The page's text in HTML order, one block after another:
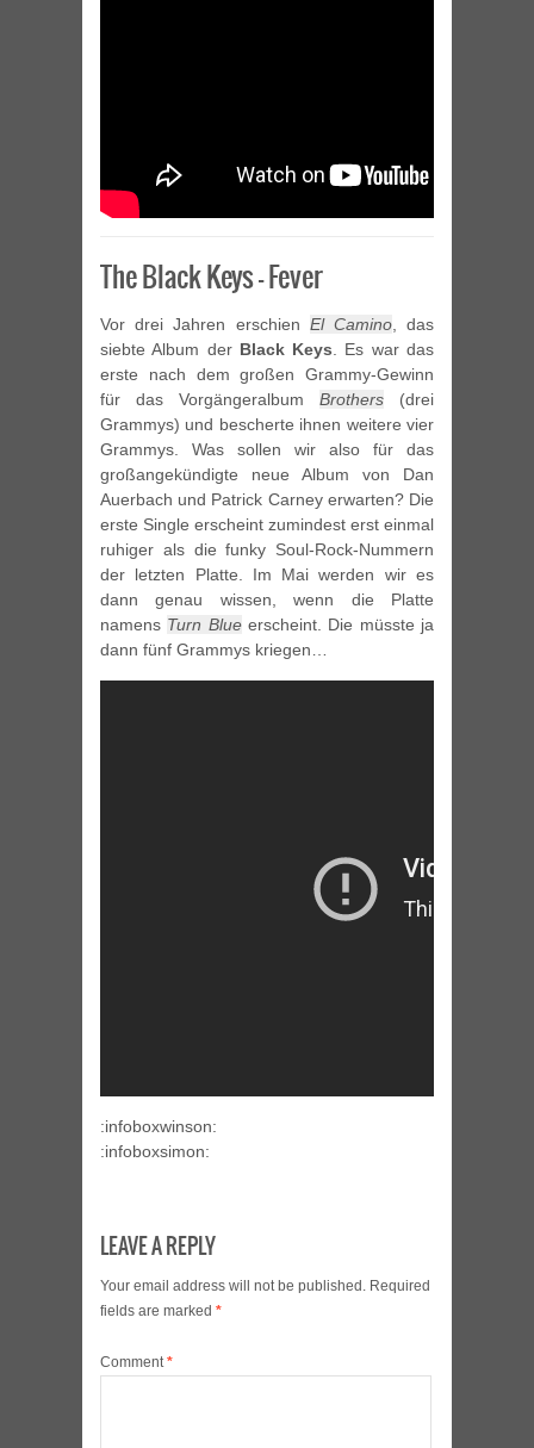
The Black Keys – Fever
Vor drei Jahren erschien El Camino, das
siebte Album der Black Keys. Es war das
erste nach dem großen Grammy-Gewinn
für das Vorgängeralbum Brothers (drei
Grammys) und bescherte ihnen weitere vier
Grammys. Was sollen wir also für das
großangekündigte neue Album von Dan
Auerbach und Patrick Carney erwarten? Die
erste Single erscheint zumindest erst einmal
ruhiger als die funky Soul-Rock-Nummern
der letzten Platte. Im Mai werden wir es
dann genau wissen, wenn die Platte
namens Turn Blueerscheint. Die müsste ja
dann fünf Grammys kriegen…
:infoboxwinson:
:infoboxsimon:
LEAVE A REPLY
Your email address will not be published. Required
fields are marked *
Comment*